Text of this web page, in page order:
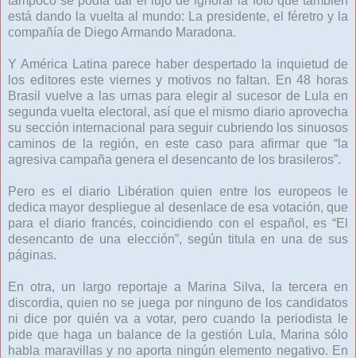
está dando la vuelta al mundo: La presidente, el féretro y la
compañía de Diego Armando Maradona.
Y América Latina parece haber despertado la inquietud de
los editores este viernes y motivos no faltan. En 48 horas
Brasil vuelve a las urnas para elegir al sucesor de Lula en
segunda vuelta electoral, así que el mismo diario aprovecha
su sección internacional para seguir cubriendo los sinuosos
caminos de la región, en este caso para afirmar que “la
agresiva campaña genera el desencanto de los brasileros”.
Pero es el diario Libération quien entre los europeos le
dedica mayor despliegue al desenlace de esa votación, que
para el diario francés, coincidiendo con el español, es “El
desencanto de una elección”, según titula en una de sus
páginas.
En otra, un largo reportaje a Marina Silva, la tercera en
discordia, quien no se juega por ninguno de los candidatos
ni dice por quién va a votar, pero cuando la periodista le
pide que haga un balance de la gestión Lula, Marina sólo
habla maravillas y no aporta ningún elemento negativo. En